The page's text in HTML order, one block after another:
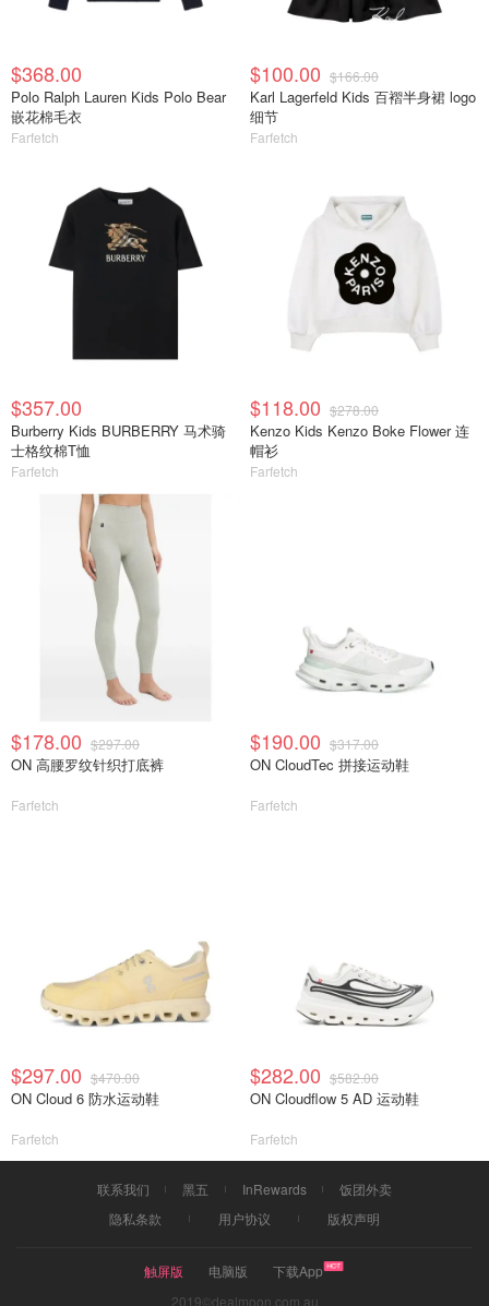
$368.00
Polo Ralph Lauren Kids Polo Bear
嵌花棉毛衣
Farfetch
$100.00 $166.00
Karl Lagerfeld Kids 百褶半身裙 logo
细节
Farfetch
$357.00
Burberry Kids BURBERRY 马术骑
士格纹棉T恤
Farfetch
$118.00 $278.00
Kenzo Kids Kenzo Boke Flower 连
帽衫
Farfetch
$178.00 $297.00
ON 高腰罗纹针织打底裤
Farfetch
$190.00 $317.00
ON CloudTec 拼接运动鞋
Farfetch
$297.00 $470.00
ON Cloud 6 防水运动鞋
Farfetch
$282.00 $582.00
ON Cloudflow 5 AD 运动鞋
Farfetch
联系我们 黑五 InRewards
饭团外卖
隐私条款
用户协议 版权声明
触屏版 电脑版
下载App
2019©dealmoon.com.au